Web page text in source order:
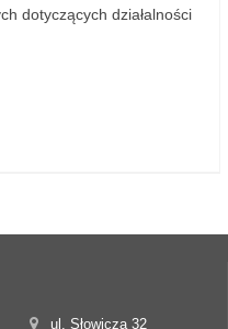
dotyczących działalności
ul. Słowicza 32